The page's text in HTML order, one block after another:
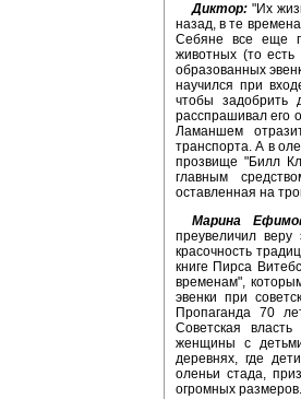
Диктор: "Их
назад, в те
Себяне все еще
животных (то есть
образованных
научился при
чтобы задобрить
расспрашивал его
Ламаншем
транспорта. А в
прозвище "Билл
главным
оставленная на
Марина
преувеличил
красочность
книге Пирса
временам",
эвенки при
Пропаганда 70
Советская
женщины с
деревнях, где
оленьи стада,
огромных размеров.